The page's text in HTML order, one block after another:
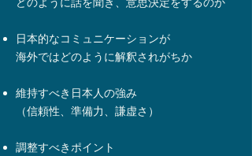
日本的なコミュニケーションが
海外ではどのように解釈されがちか
維持すべき日本人の強み
（信頼性、準備力、謙虚さ）
調整すべきポイント